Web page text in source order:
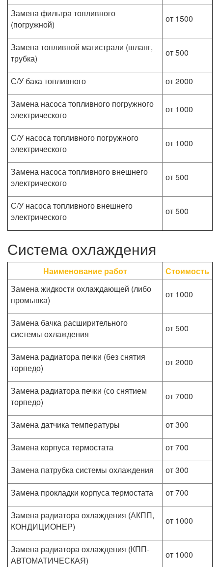
Замена фильтра топливного
(погружной)
от 1500
Замена топливной магистрали (шланг,
трубка)
от 500
С/У бака топливного
от 2000
Замена насоса топливного погружного
электрического
от 1000
С/У насоса топливного погружного
электрического
от 1000
Замена насоса топливного внешнего
электрического
от 500
С/У насоса топливного внешнего
электрического
от 500
Система охлаждения
Наименование работ
Стоимость
Замена жидкости охлаждающей (либо
промывка)
от 1000
Замена бачка расширительного
системы охлаждения
от 500
Замена радиатора печки (без снятия
торпедо)
от 2000
Замена радиатора печки (со снятием
торпедо)
от 7000
Замена датчика температуры
от 300
Замена корпуса термостата
от 700
Замена патрубка системы охлаждения
от 300
Замена прокладки корпуса термостата
от 700
Замена радиатора охлаждения (АКПП,
КОНДИЦИОНЕР)
от 1000
Замена радиатора охлаждения (КПП-
АВТОМАТИЧЕСКАЯ)
от 1000